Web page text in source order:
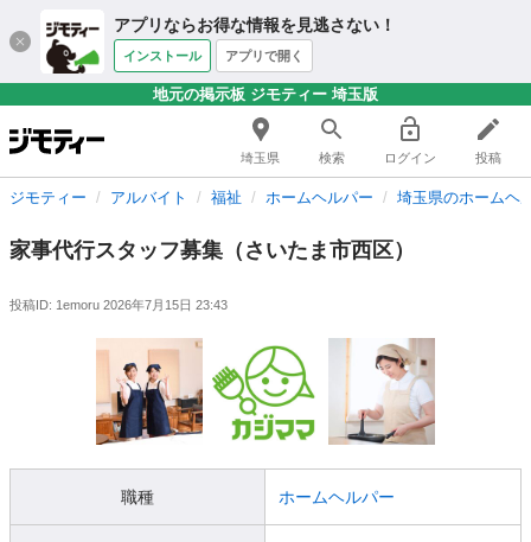
アプリならお得な情報を見逃さない！
インストール アプリで開く
地元の掲示板 ジモティー 埼玉版
埼玉県 検索 ログイン 投稿
ジモティー アルバイト 福祉 ホームヘルパー 埼玉県のホームヘ
家事代行スタッフ募集（さいたま市西区）
投稿ID: 1emoru 2026年7月15日 23:43
職種 ホームヘルパー